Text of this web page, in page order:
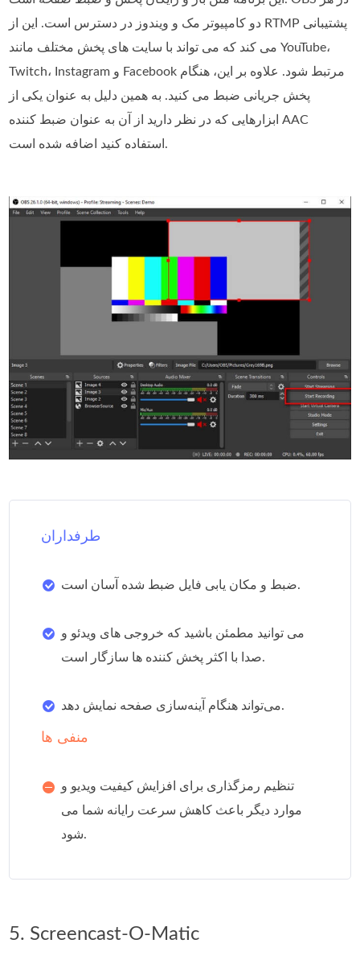
دو کامپیوتر مک و ویندوز در دسترس است. این از RTMP پشتیبانی
می کند که می تواند با سایت های پخش مختلف مانند YouTube،
Twitch، Instagram و Facebook مرتبط شود. علاوه بر این، هنگام
پخش جریانی ضبط می کنید. به همین دلیل به عنوان یکی از
ابزارهایی که در نظر دارید از آن به عنوان ضبط کننده AAC
استفاده کنید اضافه شده است.
طرفداران
ضبط و مکان یابی فایل ضبط شده آسان است.
می توانید مطمئن باشید که خروجی های ویدئو و
صدا با اکثر پخش کننده ها سازگار است.
می‌تواند هنگام آینه‌سازی صفحه نمایش دهد.
منفی ها
تنظیم رمزگذاری برای افزایش کیفیت ویدیو و
موارد دیگر باعث کاهش سرعت رایانه شما می
شود.
5. Screencast-O-Matic